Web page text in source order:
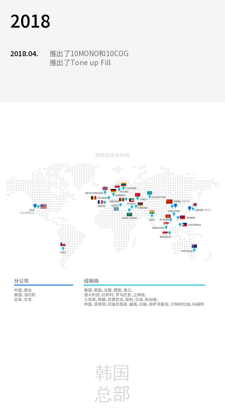
2018
2018.04.
推出了10MONO和10COG
推出了Tone up Fill
韩国
总部